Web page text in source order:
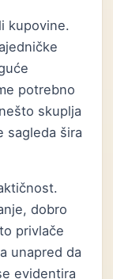
kupovine.
potrebno
skuplja
sagleda šira
dobro
privlače
unapred da
evidentira